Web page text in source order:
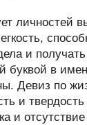
личностей
и
буквой в
Девиз по
и
и